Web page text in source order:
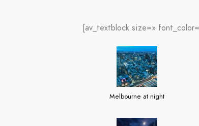
[av_textblock size=»
Melbourne at night